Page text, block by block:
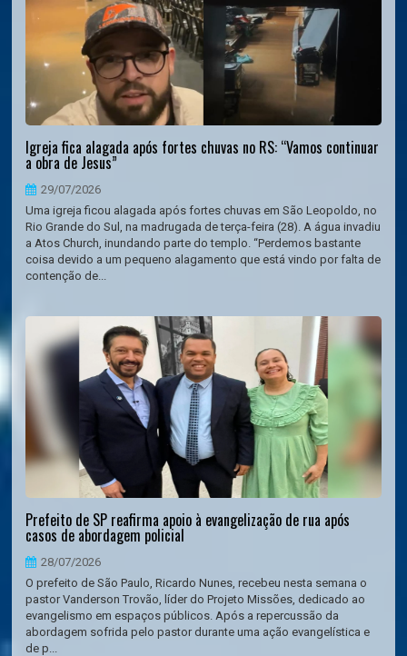
Igreja fica alagada após fortes chuvas no RS: “Vamos continuar
a obra de Jesus”
29/07/2026
Uma igreja ficou alagada após fortes chuvas em São Leopoldo, no
Rio Grande do Sul, na madrugada de terça-feira (28). A água invadiu
a Atos Church, inundando parte do templo. “Perdemos bastante
coisa devido a um pequeno alagamento que está vindo por falta de
contenção de...
Prefeito de SP reafirma apoio à evangelização de rua após
casos de abordagem policial
28/07/2026
O prefeito de São Paulo, Ricardo Nunes, recebeu nesta semana o
pastor Vanderson Trovão, líder do Projeto Missões, dedicado ao
evangelismo em espaços públicos. Após a repercussão da
abordagem sofrida pelo pastor durante uma ação evangelística e
de p...